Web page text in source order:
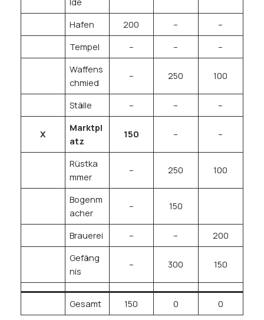
Hafen 200 –
–
Tempel
– –
–
Waffens
chmied
– 250 100
Ställe – – –
X
Marktpl
atz
150 – –
Rüstka
mmer
– 250 100
Bogenm
acher
– 150
Brauerei – –
200
Gefäng
nis
– 300 150
Gesamt 150 0 0